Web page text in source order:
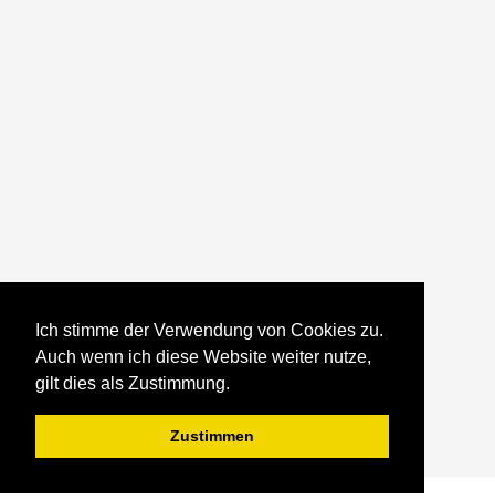
Ich stimme der Verwendung von Cookies zu.
Auch wenn ich diese Website weiter nutze,
gilt dies als Zustimmung.
Zustimmen